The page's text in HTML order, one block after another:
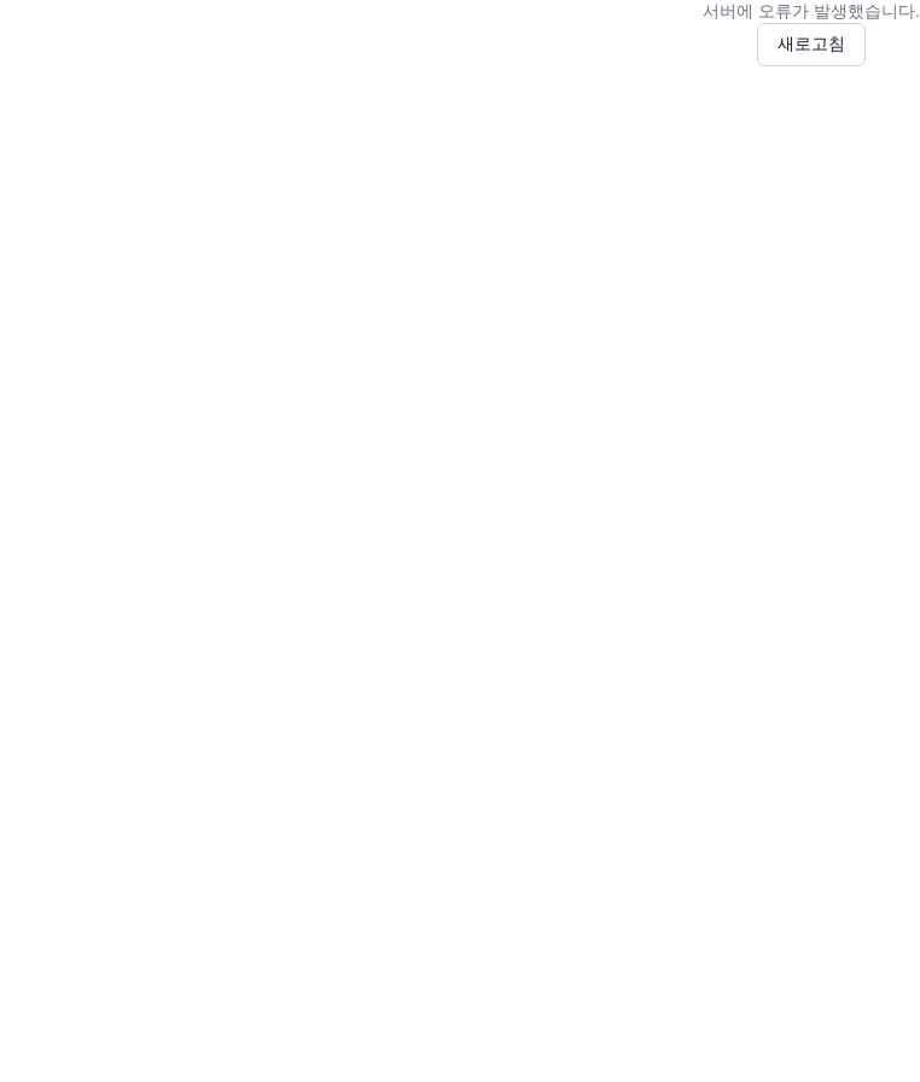
서버에 오류가 발생했습니다.
새로고침